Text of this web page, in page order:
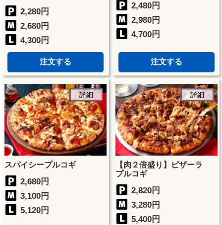
2,280円
2,680円
4,300円
注文する
2,480円
2,980円
4,700円
注文する
詳細
スパイシープルコギ
2,680円
3,100円
5,120円
詳細
【肉２倍盛り】ピザーラ
プルコギ
2,820円
3,280円
5,400円